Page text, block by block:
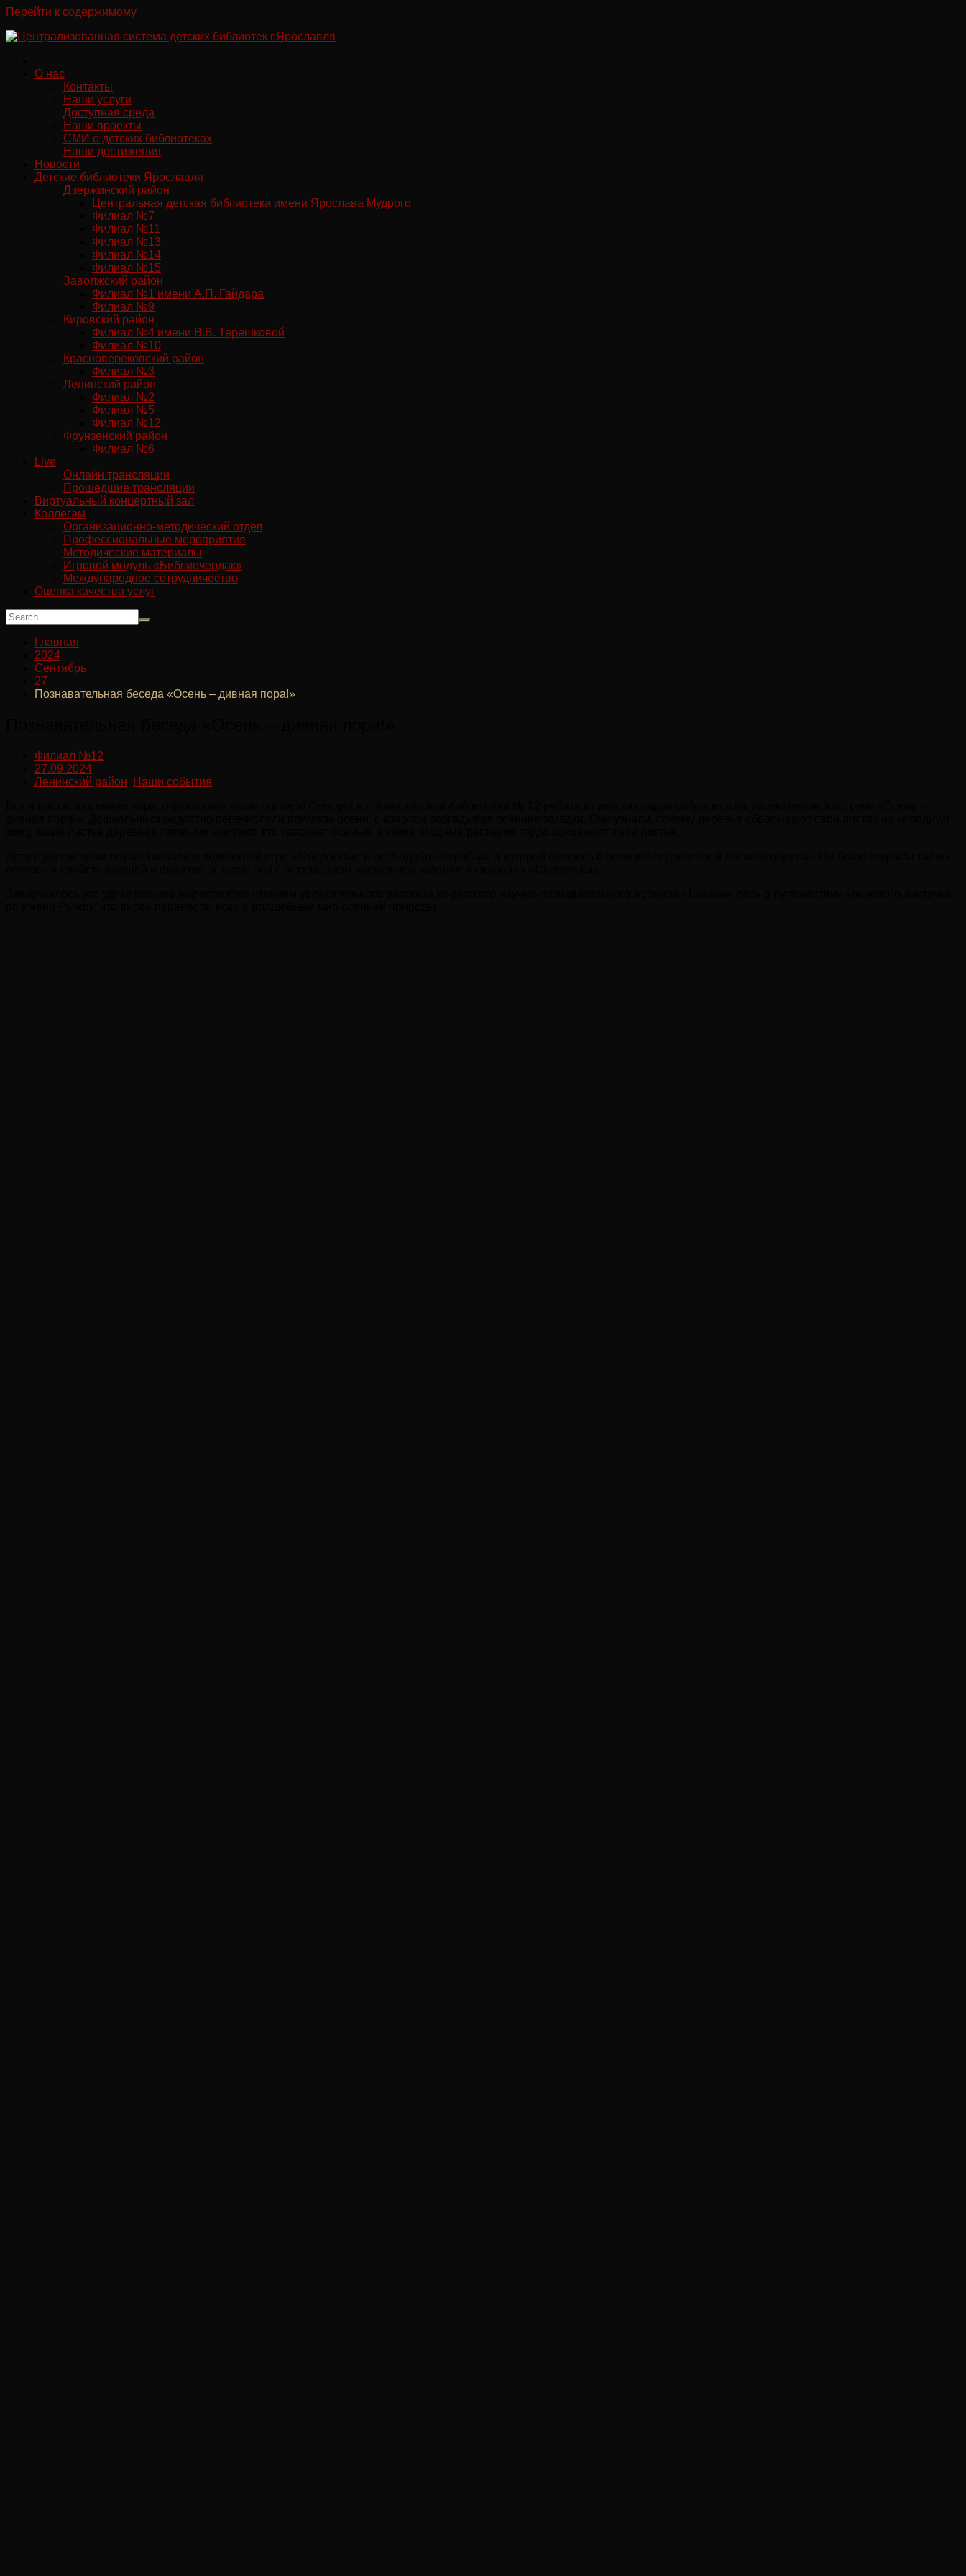
Перейти к содержимому
О нас
Контакты
Наши услуги
Доступная среда
Наши проекты
СМИ о детских библиотеках
Наши достижения
Новости
Детские библиотеки Ярославля
Дзержинский район
Центральная детская библиотека имени Ярослава Мудрого
Филиал №7
Филиал №11
Филиал №13
Филиал №14
Филиал №15
Заволжский район
Филиал №1 имени А.П. Гайдара
Филиал №9
Кировский район
Филиал №4 имени В.В. Терешковой
Филиал №10
Красноперекопский район
Филиал №3
Ленинский район
Филиал №2
Филиал №5
Филиал №12
Фрунзенский район
Филиал №6
Live
Онлайн трансляции
Прошедшие трансляции
Виртуальный концертный зал
Коллегам
Организационно-методический отдел
Профессиональные мероприятия
Методические материалы
Игровой модуль «Библиочердак»
Международное сотрудничество
Оценка качества услуг
Главная
2024
Сентябрь
27
Познавательная беседа «Осень – дивная пора!»
Филиал №12
27.09.2024
Ленинский район
Наши события